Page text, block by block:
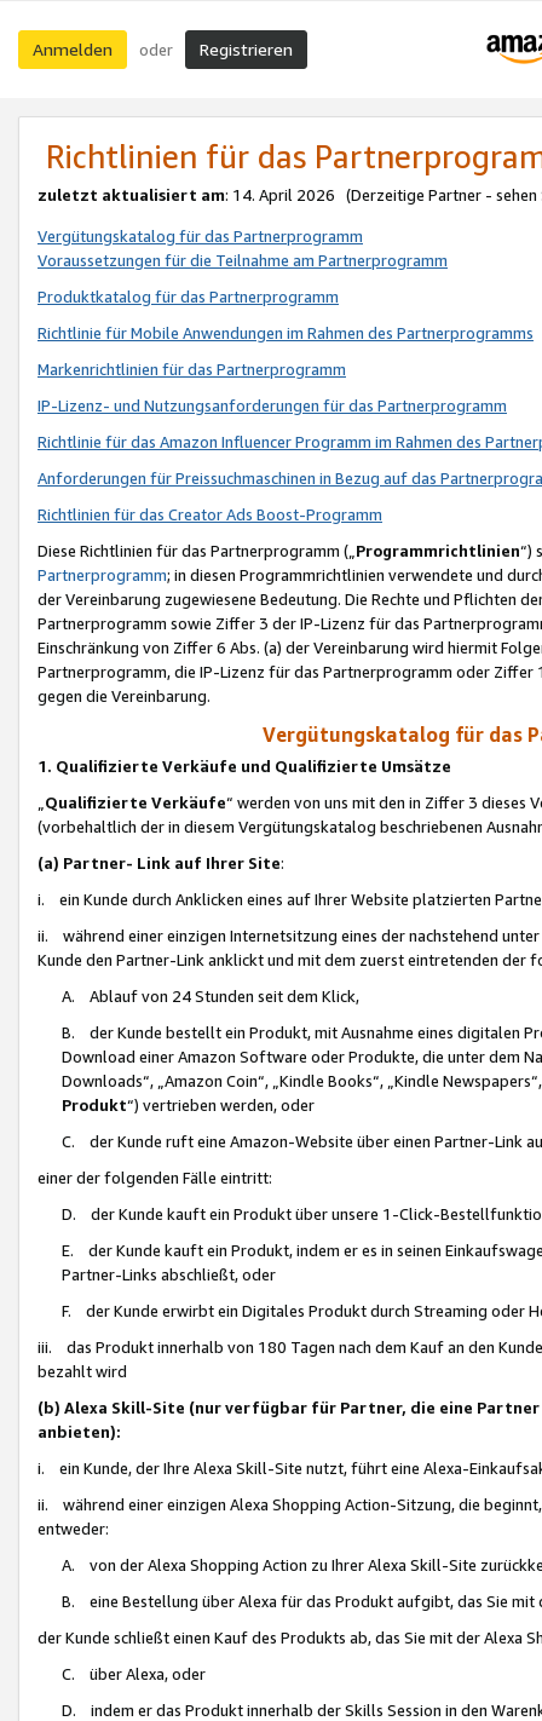
Anmelden oder Registrieren
Richtlinien für das
zuletzt aktualisiert am: 14. April 2026 (Derzeitige Partner - sehen
Vergütungskatalog für das Partnerprogramm
Voraussetzungen für die Teilnahme am Partnerprogramm
Produktkatalog für das Partnerprogramm
Richtlinie für Mobile Anwendungen im Rahmen des Partnerprogramms
Markenrichtlinien für das Partnerprogramm
IP-Lizenz- und Nutzungsanforderungen für das Partnerprogramm
Richtlinie für das Amazon Influencer Programm im Rahmen des
Anforderungen für Preissuchmaschinen in Bezug auf das
Richtlinien für das Creator Ads Boost-Programm
Diese Richtlinien für das Partnerprogramm („Programmrichtlinien“)
Partnerprogramm; in diesen Programmrichtlinien verwendete und
der Vereinbarung zugewiesene Bedeutung. Die Rechte und Pflichten
Partnerprogramm sowie Ziffer 3 der IP-Lizenz für das
Einschränkung von Ziffer 6 Abs. (a) der Vereinbarung wird hiermit
Partnerprogramm, die IP-Lizenz für das Partnerprogramm oder
gegen die Vereinbarung.
Vergütungskatalog für das
1. Qualifizierte Verkäufe und Qualifizierte Umsätze
Qualifizierte Verkäufe“ werden von uns mit den in Ziffer 3
(vorbehaltlich der in diesem Vergütungskatalog beschriebenen
(a) Partner- Link auf Ihrer Site:
i. ein Kunde durch Anklicken eines auf Ihrer Website platzierten
ii. während einer einzigen Internetsitzung eines der nachstehend
Kunde den Partner-Link anklickt und mit dem zuerst eintretenden der
A. Ablauf von 24 Stunden seit dem Klick,
B. der Kunde bestellt ein Produkt, mit Ausnahme eines digitalen
Download einer Amazon Software oder Produkte, die unter dem
Downloads“, „Amazon Coin“, „Kindle Books“, „Kindle
Produkt“) vertrieben werden, oder
C. der Kunde ruft eine Amazon-Website über einen Partner-Link
einer der folgenden Fälle eintritt:
D. der Kunde kauft ein Produkt über unsere 1-Click-
E. der Kunde kauft ein Produkt, indem er es in seinen
Partner-Links abschließt, oder
F. der Kunde erwirbt ein Digitales Produkt durch Streaming oder
iii. das Produkt innerhalb von 180 Tagen nach dem Kauf an den
bezahlt wird
(b) Alexa Skill-Site (nur verfügbar für Partner, die eine
anbieten):
i. ein Kunde, der Ihre Alexa Skill-Site nutzt, führt eine Alexa-
ii. während einer einzigen Alexa Shopping Action-Sitzung, die
entweder:
A. von der Alexa Shopping Action zu Ihrer Alexa Skill-Site
B. eine Bestellung über Alexa für das Produkt aufgibt, das Sie mit
der Kunde schließt einen Kauf des Produkts ab, das Sie mit der Alexa
C. über Alexa, oder
D. indem er das Produkt innerhalb der Skills Session in den